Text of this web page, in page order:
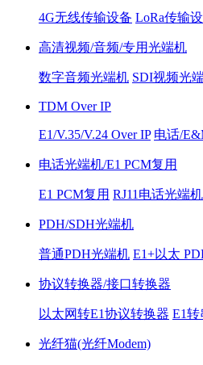
4G无线传输设备 LoRa传输
高清视频/音频/专用光端机
数字音频光端机 SDI视频光
TDM Over IP
E1/V.35/V.24 Over IP 电话/
电话光端机/E1 PCM复用
E1 PCM复用 RJ11电话光端机
PDH/SDH光端机
普通PDH光端机 E1+以太
协议转换器/接口转换器
以太网转E1协议转换器 E1转
光纤猫(光纤Modem)